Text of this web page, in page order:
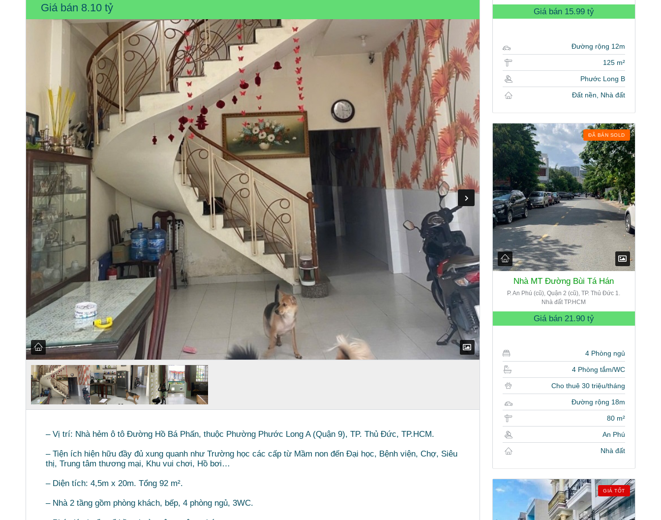
Giá bán 8.10 tỷ
– Vị trí: Nhà hẻm ô tô Đường Hồ Bá Phấn, thuộc Phường Phước Long A (Quận 9), TP. Thủ Đức, TP.HCM.
– Tiện ích hiện hữu đầy đủ xung quanh như Trường học các cấp từ Mầm non đến Đại học, Bệnh viện, Chợ, Siêu
thị, Trung tâm thương mại, Khu vui chơi, Hồ bơi…
– Diện tích: 4,5m x 20m. Tổng 92 m².
– Nhà 2 tầng gồm phòng khách, bếp, 4 phòng ngủ, 3WC.
Giá bán 15.99 tỷ
Đường rộng 12m
125 m²
Phước Long B
Đất nền, Nhà đất
ĐÃ BÁN SOLD
Nhà MT Đường Bùi Tá Hán
P. An Phú (cũ), Quận 2 (cũ), TP. Thủ Đức 1.
Nhà đất TP.HCM
Giá bán 21.90 tỷ
4 Phòng ngủ
4 Phòng tắm/WC
Cho thuê 30 triệu/tháng
Đường rộng 18m
80 m²
An Phú
Nhà đất
GIÁ TỐT